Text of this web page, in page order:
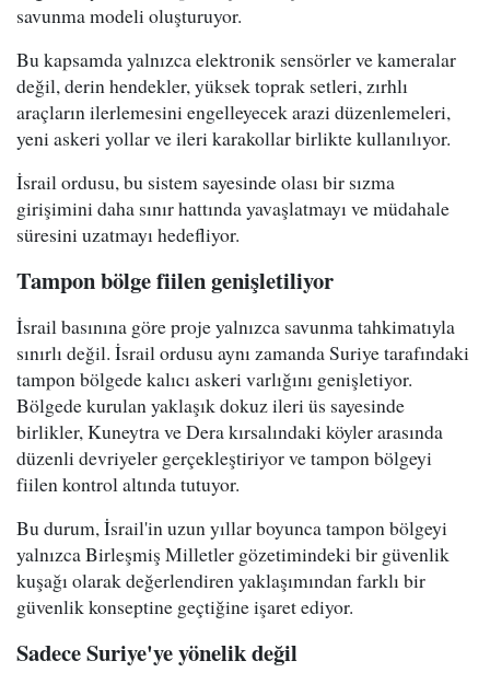
savunma modeli oluşturuyor.
Bu kapsamda yalnızca elektronik sensörler ve kameralar
değil, derin hendekler, yüksek toprak setleri, zırhlı
araçların ilerlemesini engelleyecek arazi düzenlemeleri,
yeni askeri yollar ve ileri karakollar birlikte kullanılıyor.
İsrail ordusu, bu sistem sayesinde olası bir sızma
girişimini daha sınır hattında yavaşlatmayı ve müdahale
süresini uzatmayı hedefliyor.
Tampon bölge fiilen genişletiliyor
İsrail basınına göre proje yalnızca savunma tahkimatıyla
sınırlı değil. İsrail ordusu aynı zamanda Suriye tarafındaki
tampon bölgede kalıcı askeri varlığını genişletiyor.
Bölgede kurulan yaklaşık dokuz ileri üs sayesinde
birlikler, Kuneytra ve Dera kırsalındaki köyler arasında
düzenli devriyeler gerçekleştiriyor ve tampon bölgeyi
fiilen kontrol altında tutuyor.
Bu durum, İsrail'in uzun yıllar boyunca tampon bölgeyi
yalnızca Birleşmiş Milletler gözetimindeki bir güvenlik
kuşağı olarak değerlendiren yaklaşımından farklı bir
güvenlik konseptine geçtiğine işaret ediyor.
Sadece Suriye'ye yönelik değil